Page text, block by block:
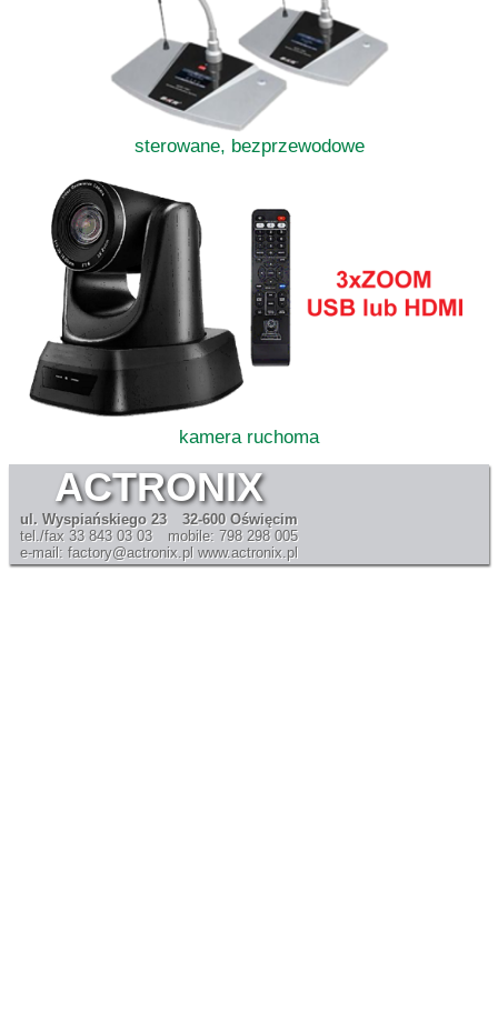
sterowane, bezprzewodowe
kamera ruchoma
ACTRONIX
ul. Wyspiańskiego 23
tel./fax 33 843 03 03
e-mail: factory@actronix.pl
32-600 Oświęcim
mobile: 798 298 005
www.actronix.pl